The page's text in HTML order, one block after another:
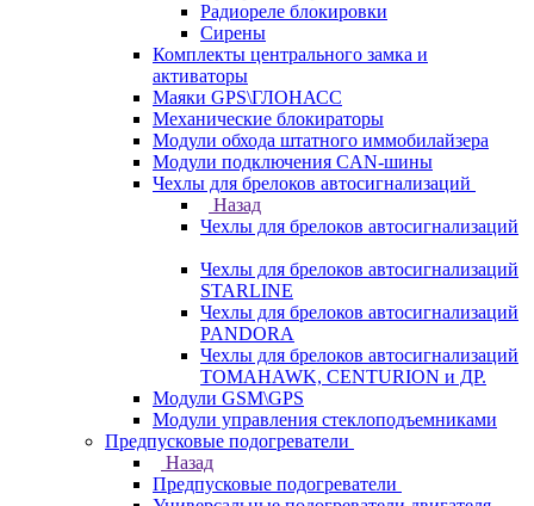
Радиореле блокировки
Сирены
Комплекты центрального замка и
активаторы
Маяки GPS\ГЛОНАСС
Механические блокираторы
Модули обхода штатного иммобилайзера
Модули подключения CAN-шины
Чехлы для брелоков автосигнализаций
Назад
Чехлы для брелоков автосигнализаций
Чехлы для брелоков автосигнализаций
STARLINE
Чехлы для брелоков автосигнализаций
PANDORA
Чехлы для брелоков автосигнализаций
TOMAHAWK, CENTURION и ДР.
Модули GSM\GPS
Модули управления стеклоподъемниками
Предпусковые подогреватели
Назад
Предпусковые подогреватели